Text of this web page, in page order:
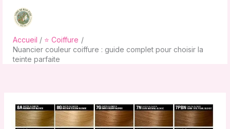
contenu
Accueil
⭐ Coiffure
Nuancier couleur coiffure : guide complet pour choisir la
teinte parfaite